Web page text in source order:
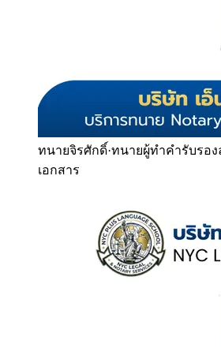
ทนายจิรศักดิ์·ทนายผู้ทำคำรับรอ
เอกสาร